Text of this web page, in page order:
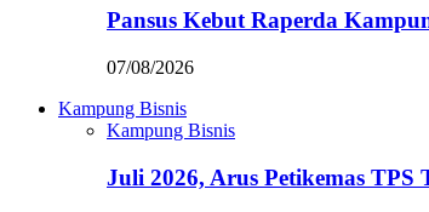
Pansus Kebut Raperda
07/08/2026
Kampung Bisnis
Kampung Bisnis
Juli 2026, Arus Petikemas